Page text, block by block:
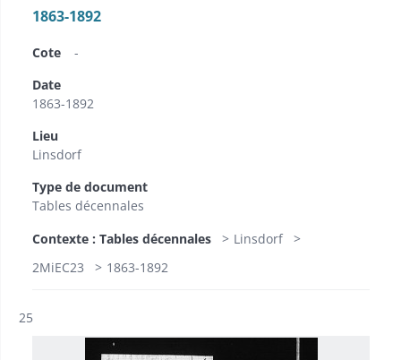
1863-1892
Cote
-
Date
1863-1892
Lieu
Linsdorf
Type de document
Tables décennales
Contexte : Tables décennales
Linsdorf
2MiEC23
1863-1892
Résultat n°
25